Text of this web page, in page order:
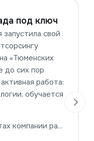
под ключ
свой
«Тюменских
до сих пор
работа:
обучается
компании ра...